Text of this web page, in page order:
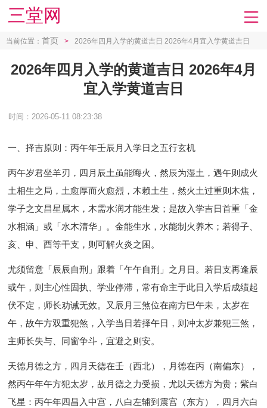
三堂网
当前位置： 首页 > 2026年四月入学的黄道吉日 2026年4月宜入学黄道吉日
2026年四月入学的黄道吉日 2026年4月
宜入学黄道吉日
时间：2026-05-11 08:23:38
一、择吉原则：丙午年壬辰月入学日之五行玄机
丙午岁君坐羊刃，四月辰土虽能晦火，然辰为湿土，遇午则成火
土相生之局，土愈厚而火愈烈，木赖土生，然火土过重则木焦，
学子之文昌星属木，木需水润才能生发；是故入学吉日首重「金
水相涵」或「水木清华」。金能生水，水能制火养木；若得子、
亥、申、酉等干支，则可解火炎之困。
尤须留意「辰辰自刑」跟着「午午自刑」之月日。若日支再逢辰
或午，则主心性固执、学业停滞，常有命主于此日入学后成绩起
伏不定，师长劝诫无效。又辰月三煞位在南方巳午未，太岁在
午，故午方双重犯煞，入学当日若择午日，则冲太岁兼犯三煞，
主师长失与、同窗争斗，宜避之则安。
天德月德之方，四月天德在壬（西北），月德在丙（南偏东），
然丙午年午方犯太岁，故月德之力受损，尤以天德方为贵；紫白
飞星：丙午年四昌入中宫，八白左辅到震宫（东方），四月六白